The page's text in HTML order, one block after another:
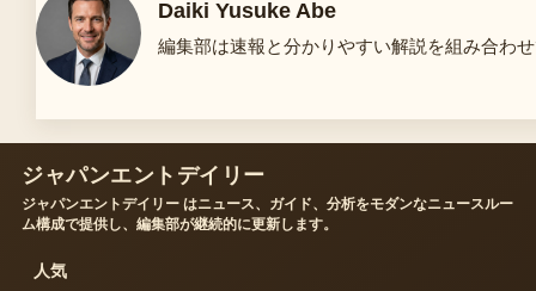
Daiki Yusuke Abe
編集部は速報と分かりやすい解説を組み合わ
ジャパンエントデイリー
ジャパンエントデイリー はニュース、ガイド、分析をモダンなニュースルー
ム構成で提供し、編集部が継続的に更新します。
人気